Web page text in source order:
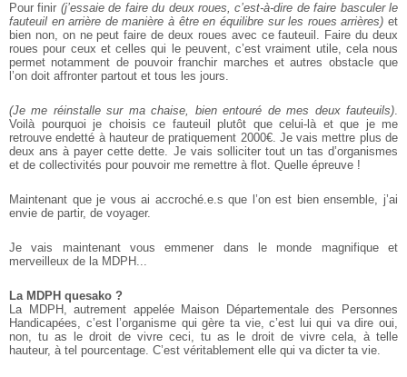
Pour finir (j’essaie de faire du deux roues, c’est-à-dire de faire basculer le
fauteuil en arrière de manière à être en équilibre sur les roues arrières) et
bien non, on ne peut faire de deux roues avec ce fauteuil. Faire du deux
roues pour ceux et celles qui le peuvent, c’est vraiment utile, cela nous
permet notamment de pouvoir franchir marches et autres obstacle que
l’on doit affronter partout et tous les jours.
(Je me réinstalle sur ma chaise, bien entouré de mes deux fauteuils).
Voilà pourquoi je choisis ce fauteuil plutôt que celui-là et que je me
retrouve endetté à hauteur de pratiquement 2000€. Je vais mettre plus de
deux ans à payer cette dette. Je vais solliciter tout un tas d’organismes
et de collectivités pour pouvoir me remettre à flot. Quelle épreuve !
Maintenant que je vous ai accroché.e.s que l’on est bien ensemble, j’ai
envie de partir, de voyager.
Je vais maintenant vous emmener dans le monde magnifique et
merveilleux de la MDPH...
La MDPH quesako ?
La MDPH, autrement appelée Maison Départementale des Personnes
Handicapées, c’est l’organisme qui gère ta vie, c’est lui qui va dire oui,
non, tu as le droit de vivre ceci, tu as le droit de vivre cela, à telle
hauteur, à tel pourcentage. C’est véritablement elle qui va dicter ta vie.